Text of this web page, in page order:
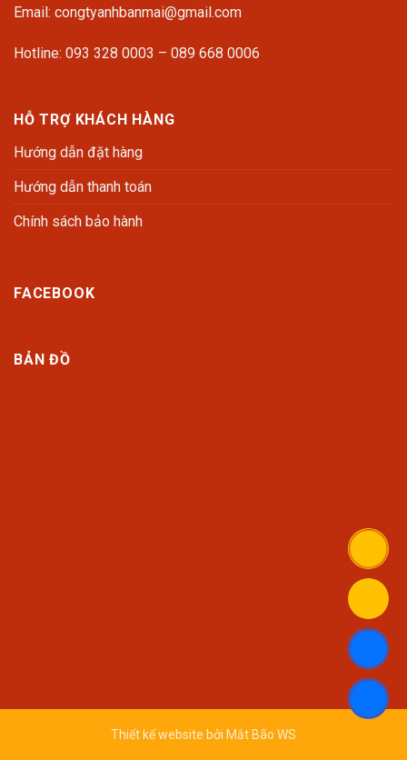
Email: congtyanhbanmai@gmail.com
Hotline: 093 328 0003 – 089 668 0006
HỖ TRỢ KHÁCH HÀNG
Hướng dẫn đặt hàng
Hướng dẫn thanh toán
Chính sách bảo hành
FACEBOOK
BẢN ĐỒ
Thiết kế website bởi Mắt Bão WS